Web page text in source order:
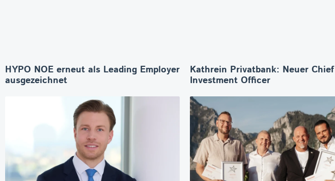
HYPO NOE erneut als Leading Employer
ausgezeichnet
Kathrein Privatbank: Neuer Chief
Investment Officer